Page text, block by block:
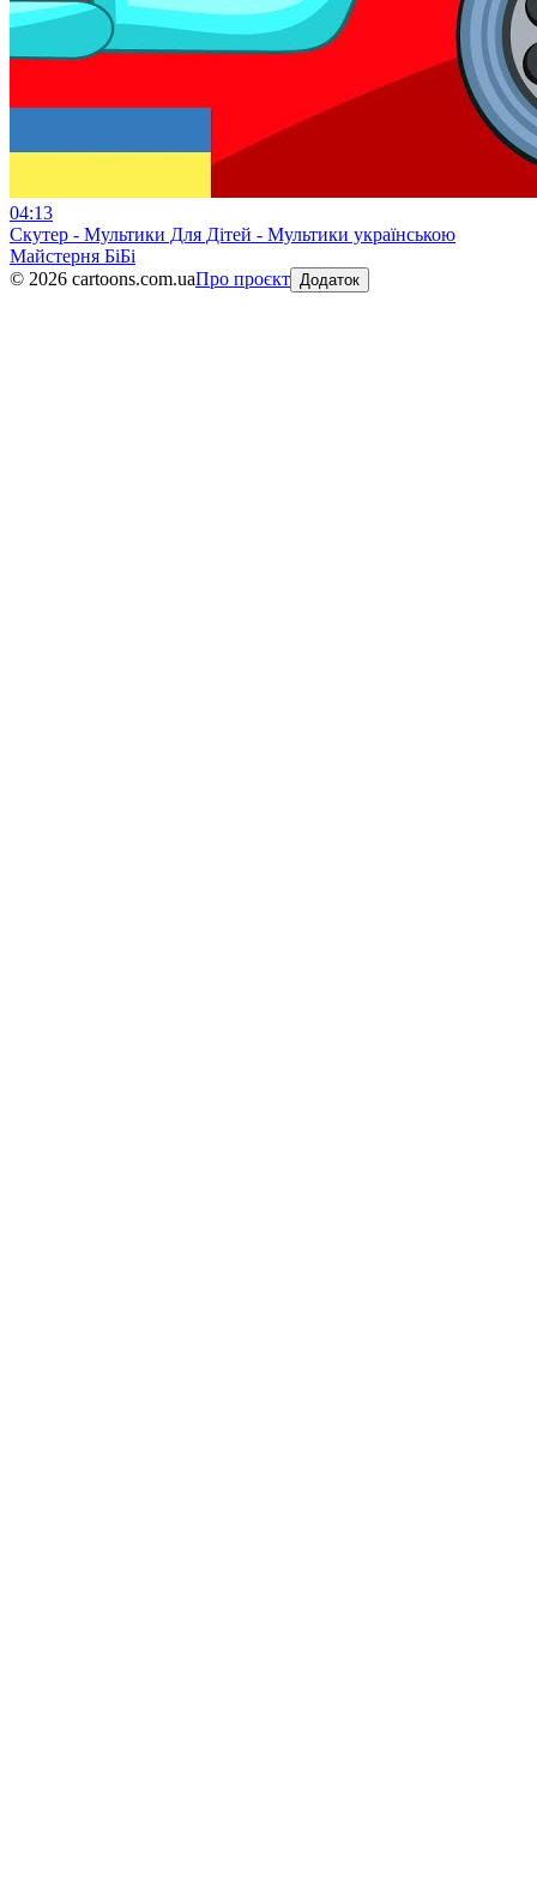
04:13
Скутер - Mультики Для Дітей - Mультики українською
Майстерня БіБі
© 2026 cartoons.com.uaПро проєкт Додаток